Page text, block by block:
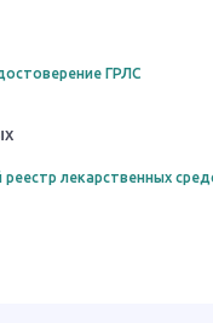
ГРЛС
реестр лекарственных